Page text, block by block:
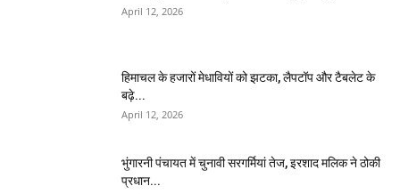
April 12, 2026
हिमाचल के हजारों मेधावियों को झटका, लैपटॉप और टैबलेट के
बढ़े...
April 12, 2026
भुंगारनी पंचायत में चुनावी सरगर्मियां तेज, इरशाद मलिक ने ठोकी
प्रधान...